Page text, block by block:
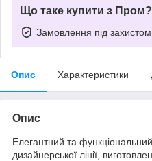
Що таке купити з Пром?
Замовлення під захистом
Опис Характеристики
Опис
Елегантний та функціональний
дизайнерської лінії,